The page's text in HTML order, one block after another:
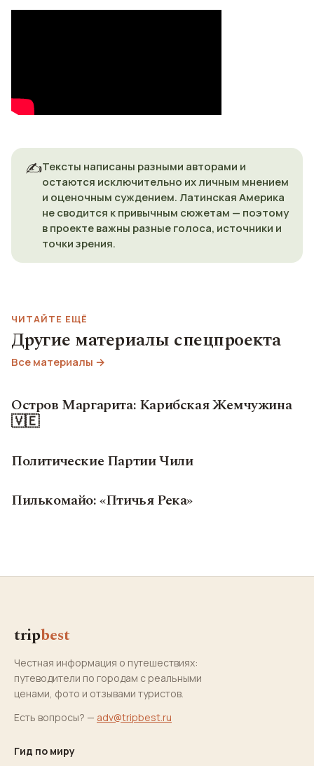
✍️Тексты написаны разными авторами и
остаются исключительно их личным мнением
и оценочным суждением. Латинская Америка
не сводится к привычным сюжетам — поэтому
в проекте важны разные голоса, источники и
точки зрения.
ЧИТАЙТЕ ЕЩЁ
Другие материалы спецпроекта
Все материалы →
Остров Маргарита: Карибская Жемчужина
🇻🇪
Политические Партии Чили
Пилькомайо: «Птичья Река»
tripbest
Честная информация о путешествиях:
путеводители по городам с реальными
ценами, фото и отзывами туристов.
Есть вопросы? — adv@tripbest.ru
Гид по миру